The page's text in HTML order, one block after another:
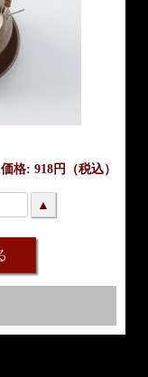
価格: 918円（税込）
▲